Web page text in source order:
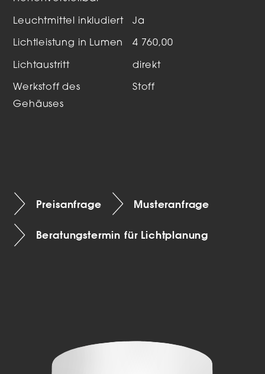
Leuchtmittel inkludiert Ja
Lichtleistung in Lumen 4 760,00
Lichtaustritt direkt
Werkstoff des
Gehäuses
Stoff
Preisanfrage Musteranfrage
Beratungstermin für Lichtplanung